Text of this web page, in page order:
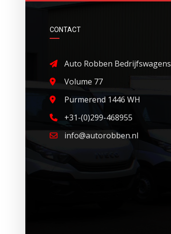
CONTACT
Auto Robben Bedrijfswagens
Volume 77
Purmerend 1446 WH
+31-(0)299-468955
info@autorobben.nl